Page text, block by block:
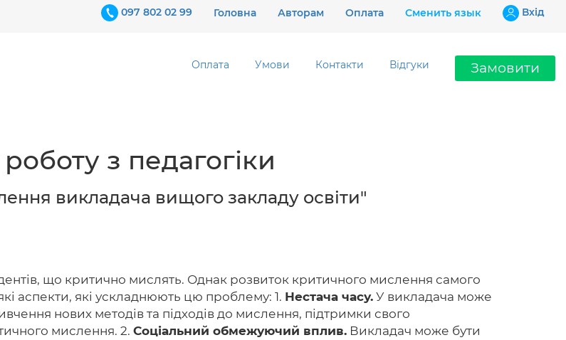
097 802 02 99 Головна Авторам Оплата Сменить язык Вхiд
Оплата Умови Контакти Відгуки Замовити
з педагогіки
викладача вищого закладу освіти"
що критично мислять. Однак розвиток критичного мислення самого
аспекти, які ускладнюють цю проблему: 1. Нестача часу. У викладача може
нових методів та підходів до мислення, підтримки свого
мислення. 2. Соціальний обмежуючий вплив. Викладач може бути
097 802 02 99